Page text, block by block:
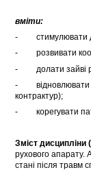
вміти:
- стимулювати
- розвивати
- долати зайві
- відновлювати
контрактур);
- корегувати
Зміст дисципліни
рухового апарату.
стані після травм